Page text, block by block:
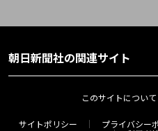
朝日新聞社の関連サイト
このサイトについて
サイトポリシー プライバシー